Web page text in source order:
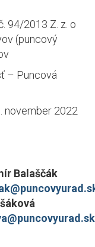
94/2013 Z. z. o
(puncový
– Puncová
november 2022
Balaščák